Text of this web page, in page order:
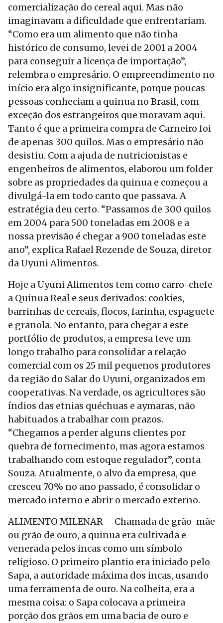
comercialização do cereal aqui. Mas não
imaginavam a dificuldade que enfrentariam.
“Como era um alimento que não tinha
histórico de consumo, levei de 2001 a 2004
para conseguir a licença de importação”,
relembra o empresário. O empreendimento no
início era algo insignificante, porque poucas
pessoas conheciam a quinua no Brasil, com
exceção dos estrangeiros que moravam aqui.
Tanto é que a primeira compra de Carneiro foi
de apenas 300 quilos. Mas o empresário não
desistiu. Com a ajuda de nutricionistas e
engenheiros de alimentos, elaborou um folder
sobre as propriedades da quinua e começou a
divulgá-la em todo canto que passava. A
estratégia deu certo. “Passamos de 300 quilos
em 2004 para 500 toneladas em 2008 e a
nossa previsão é chegar a 900 toneladas este
ano”, explica Rafael Rezende de Souza, diretor
da Uyuni Alimentos.
Hoje a Uyuni Alimentos tem como carro-chefe
a Quinua Real e seus derivados: cookies,
barrinhas de cereais, flocos, farinha, espaguete
e granola. No entanto, para chegar a este
portfólio de produtos, a empresa teve um
longo trabalho para consolidar a relação
comercial com os 25 mil pequenos produtores
da região do Salar do Uyuni, organizados em
cooperativas. Na verdade, os agricultores são
índios das etnias quéchuas e aymaras, não
habituados a trabalhar com prazos.
“Chegamos a perder alguns clientes por
quebra de fornecimento, mas agora estamos
trabalhando com estoque regulador”, conta
Souza. Atualmente, o alvo da empresa, que
cresceu 70% no ano passado, é consolidar o
mercado interno e abrir o mercado externo.
ALIMENTO MILENAR – Chamada de grão-mãe
ou grão de ouro, a quinua era cultivada e
venerada pelos incas como um símbolo
religioso. O primeiro plantio era iniciado pelo
Sapa, a autoridade máxima dos incas, usando
uma ferramenta de ouro. Na colheita, era a
mesma coisa: o Sapa colocava a primeira
porção dos grãos em uma bacia de ouro e